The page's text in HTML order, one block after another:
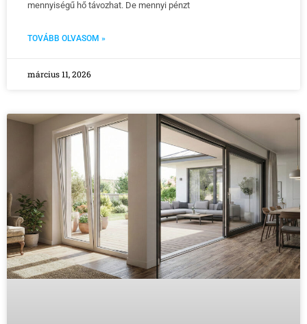
mennyiségű hő távozhat. De mennyi pénzt
TOVÁBB OLVASOM »
március 11, 2026